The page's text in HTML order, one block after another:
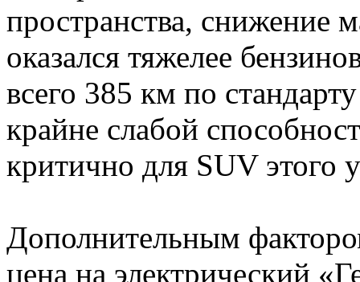
пространства, снижение
оказался тяжелее
всего 385 км по
крайне слабой
критично для SUV этого
Дополнительным
цена на электрический